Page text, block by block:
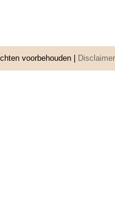
voorbehouden | Disclaimer